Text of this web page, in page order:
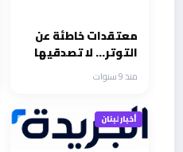
معتقدات خاطئة عن
التوتر… لا تصدقيها
منذ 9 سنوات
أخبار لبنان